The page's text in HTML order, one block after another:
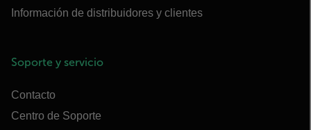
Información de distribuidores y clientes
Soporte y servicio
Contacto
Centro de Soporte